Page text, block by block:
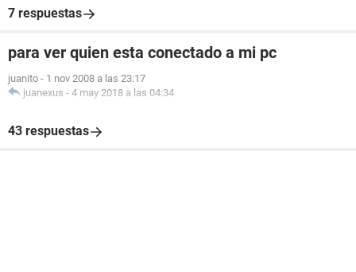
7 respuestas
para ver quien esta conectado a mi pc
juanito - 1 nov 2008 a las 23:17
juanexus - 4 may 2018 a las 04:34
43 respuestas